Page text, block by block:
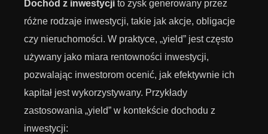
Dochód z inwestycji to zysk generowany przez
różne rodzaje inwestycji, takie jak akcje, obligacje
czy nieruchomości. W praktyce, „yield” jest często
używany jako miara rentowności inwestycji,
pozwalając inwestorom ocenić, jak efektywnie ich
kapitał jest wykorzystywany. Przykłady
zastosowania „yield” w kontekście dochodu z
inwestycji: